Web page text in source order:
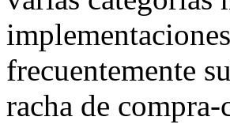
frecuentemente
racha de